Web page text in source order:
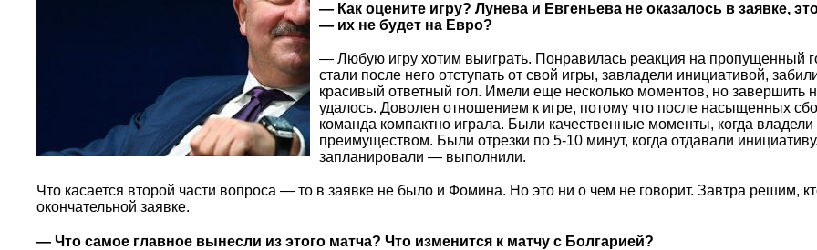
— Как оцените игру? Лунева и Евгеньева не оказалось в заявке,
— их не будет на Евро?
— Любую игру хотим выиграть. Понравилась реакция на пропущенный
стали после него отступать от свой игры, завладели инициативой,
красивый ответный гол. Имели еще несколько моментов, но завершить
удалось. Доволен отношением к игре, потому что после насыщенных
команда компактно играла. Были качественные моменты, когда владели
преимуществом. Были отрезки по 5-10 минут, когда отдавали
запланировали — выполнили.
Что касается второй части вопроса — то в заявке не было и Фомина. Но это ни о чем не говорит. Завтра решим,
окончательной заявке.
— Что самое главное вынесли из этого матча? Что изменится к матчу с Болгарией?